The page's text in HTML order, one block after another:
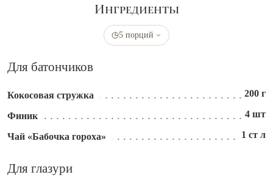
Ингредиенты
5 порций
Для батончиков
Кокосовая стружка 200 г
Финик 4 шт
Чай «Бабочка гороха» 1 ст л
Для глазури